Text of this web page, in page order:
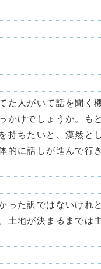
た人がいて話を聞く
かけでしょうか。も
持ちたいと、漠然と
的に話しが進んで行
った訳ではないけれ
土地が決まるまでは